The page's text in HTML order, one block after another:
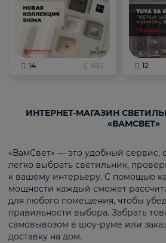
14 682 12
ИНТЕРНЕТ-МАГАЗИН
«ВАМСВЕТ»
«ВамСвет» — это удобный сервис,
легко выбрать светильник,
к вашему интерьеру. С помощью
мощности каждый сможет
для любого помещения, чтобы
правильности выбора. Забрать
самовывозом в шоу-руме или
доставку на дом.